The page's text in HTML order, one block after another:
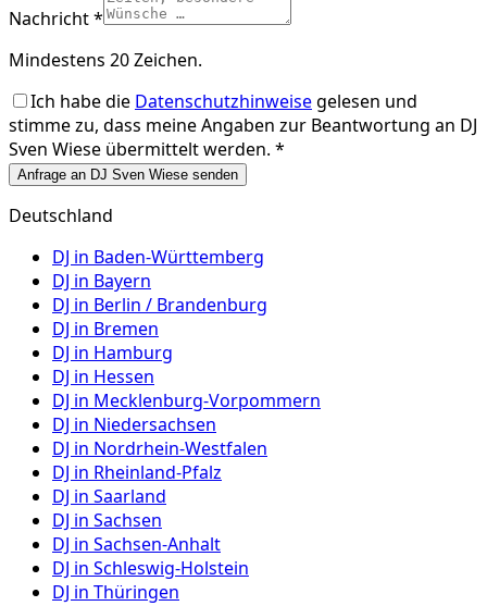
Nachricht *
Mindestens 20 Zeichen.
Ich habe die Datenschutzhinweisegelesen und
stimme zu, dass meine Angaben zur Beantwortung an DJ
Sven Wiese übermittelt werden. *
Anfrage an DJ Sven Wiese senden
Deutschland
DJ in Baden-Württemberg
DJ in Bayern
DJ in Berlin / Brandenburg
DJ in Bremen
DJ in Hamburg
DJ in Hessen
DJ in Mecklenburg-Vorpommern
DJ in Niedersachsen
DJ in Nordrhein-Westfalen
DJ in Rheinland-Pfalz
DJ in Saarland
DJ in Sachsen
DJ in Sachsen-Anhalt
DJ in Schleswig-Holstein
DJ in Thüringen